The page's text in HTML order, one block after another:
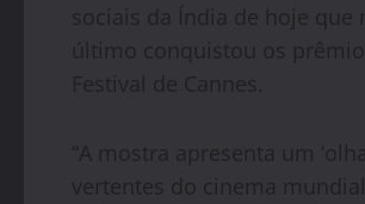
sociais da Índia de hoje que
último conquistou os
Festival de Cannes.
“A mostra apresenta um
vertentes do cinema